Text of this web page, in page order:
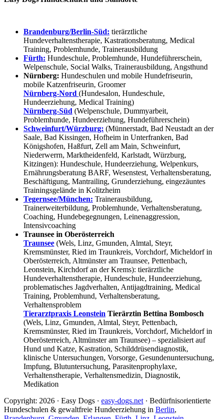
Brandenburg/Berlin-Süd: tierärztliche
Hundeverhaltenstherapie, Kastrationsberatung, Medical
Training, Problemhunde, Trainerausbildung
Fürth: Hundeschule, Problemhunde, Hundeführerschein,
Welpenschule, Social Walks, Trainerausbildung, Angsthund
Nürnberg: Hundeschulen und mobile Hundefriseurin,
mobile Katzenfriseurin, Groomer
Nürnberg-Nord (Hundesalon, Hundeschule,
Hundeerziehung, Medical Training)
Nürnberg-Süd (Welpenschule, Dummyarbeit,
Problemhunde, Hundeerziehung, Hundeführerschein)
Schweinfurt/Würzburg: (Münnerstadt, Bad Neustadt an der
Saale, Bad Kissingen, Hofheim in Unterfranken, Bad
Königshofen, Haßfurt, Zell am Main, Schweinfurt,
Niederwerrn, Marktheidenfeld, Karlstadt, Würzburg,
Kitzingen): Hundeschule, Hundeerziehung, Welpenkurs,
Ernährungsberatung BARF, Wesenstest, Verhaltensberatung,
Beschäftigung, Mantrailing, Grunderziehung, eingezäuntes
Trainingsgelände in Kolitzheim
Tegernsee/München: Trainerausbildung,
Trainerweiterbildung, Problemhunde, Verhaltensberatung,
Coaching, Hundebegegnungen, Leinenaggression,
Intensivcoaching
Traunsee in Oberösterreich
Traunsee (Wels, Linz, Gmunden, Almtal, Steyr,
Kremsmünster, Ried im Traunkreis, Vorchdorf, Micheldorf in
Oberösterreich, Altmünster am Traunsee, Pettenbach,
Leonstein, Kirchdorf an der Krems): tierärztliche
Hundeverhaltenstherapie, Hundeschule, Hundeerziehung,
problematisches Jagdverhalten, Antijagdtraining, Medical
Training, Problemhund, Verhaltensberatung,
Verhaltensproblem
Tierarztpraxis Leonstein Tierärztin Bettina Bombosch
(Wels, Linz, Gmunden, Almtal, Steyr, Pettenbach,
Kremsmünster, Ried im Traunkreis, Vorchdorf, Micheldorf in
Oberösterreich, Altmünster am Traunsee) – spezialisiert auf
Hund und Katze, Kastration, Schilddrüsendiagnostik,
klinische Untersuchungen, Vorsorge, Gesundenuntersuchung,
Impfung, Blutuntersuchung, Parasitenprophylaxe,
Verhaltenstherapie, Verhaltensmedizin, Diagnostik,
Medikation
Copyright: 2026 · Easy Dogs · easy-dogs.net · Bedürfnisorientierte
Hundeschulen & gewaltfreie Hundeerziehung in Berlin,